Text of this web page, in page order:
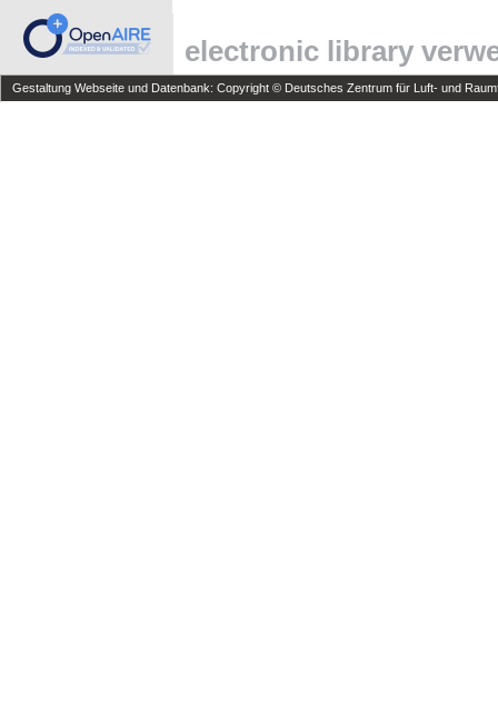
electronic library
Gestaltung Webseite und Datenbank: Copyright © Deutsches Zentrum für Luft- und